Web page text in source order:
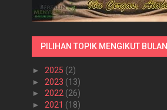
PILIHAN TOPIK MENGIKUT BULAN
► 2025 (2)
► 2023 (13)
► 2022 (26)
► 2021 (18)